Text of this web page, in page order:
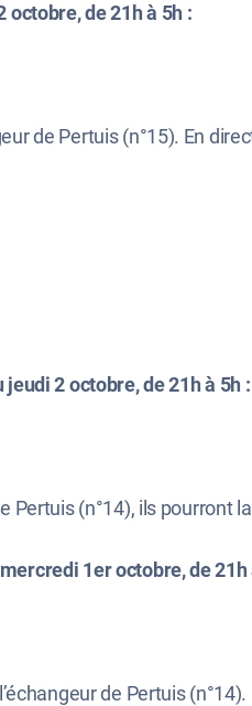
octobre, de 21h à 5h :
de Pertuis (n°15). En
2 octobre, de 21h à 5h :
(n°14), ils pourront
1er octobre, de 21h
de Pertuis (n°14).